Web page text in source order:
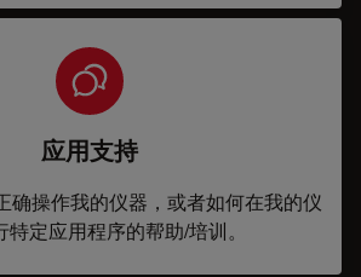
应用支持
确操作我的仪器，或者如何在我的仪
特定应用程序的帮助/培训。